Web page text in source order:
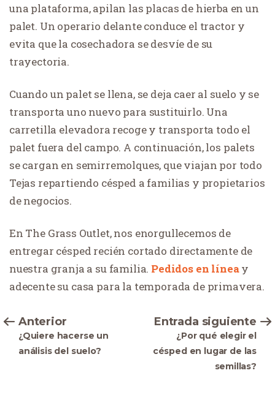
una plataforma, apilan las placas de hierba en un
palet. Un operario delante conduce el tractor y
evita que la cosechadora se desvíe de su
trayectoria.
Cuando un palet se llena, se deja caer al suelo y se
transporta uno nuevo para sustituirlo. Una
carretilla elevadora recoge y transporta todo el
palet fuera del campo. A continuación, los palets
se cargan en semirremolques, que viajan por todo
Tejas repartiendo césped a familias y propietarios
de negocios.
En The Grass Outlet, nos enorgullecemos de
entregar césped recién cortado directamente de
nuestra granja a su familia. Pedidos en líneay
adecente su casa para la temporada de primavera.
Anterior
¿Quiere hacerse un
análisis del suelo?
Entrada siguiente
¿Por qué elegir el
césped en lugar de las
semillas?